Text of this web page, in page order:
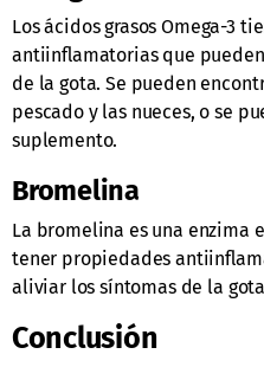
Los ácidos grasos Omega-3
antiinflamatorias que
de la gota. Se pueden
pescado y las nueces, o se
suplemento.
Bromelina
La bromelina es una enzima
tener propiedades
aliviar los síntomas de la
Conclusión